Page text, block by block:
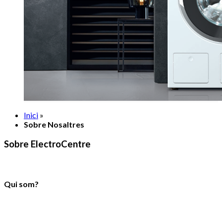
Inici »
Sobre Nosaltres
Sobre ElectroCentre
Qui som?